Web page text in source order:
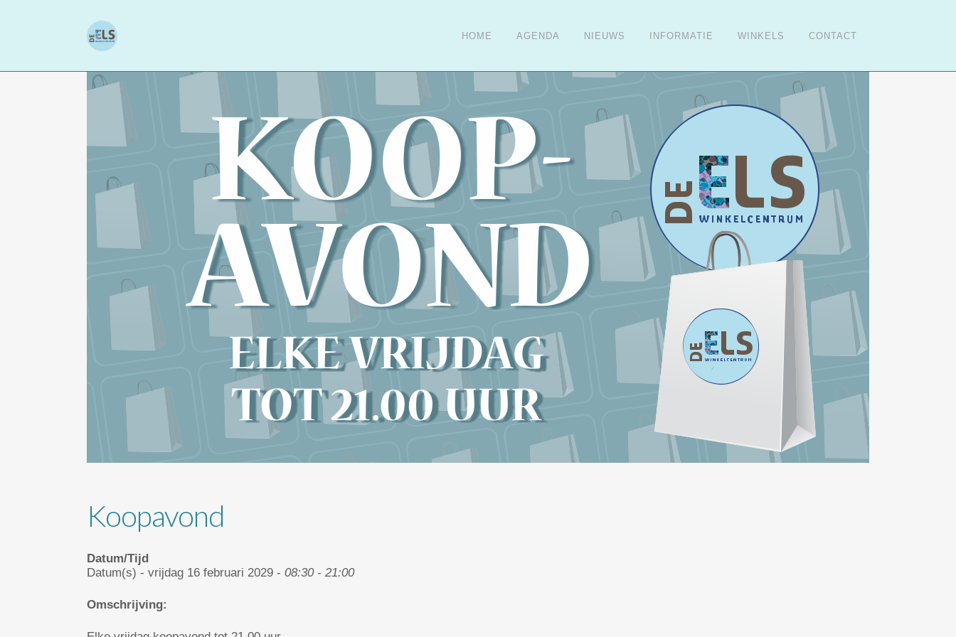
HOME AGENDA NIEUWS INFORMATIE WINKELS CONTACT
Koopavond
Datum/Tijd
Datum(s) - vrijdag 16 februari 2029 - 08:30 - 21:00
Omschrijving: